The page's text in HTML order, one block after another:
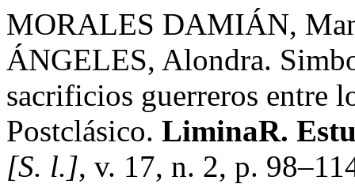
MORALES DAMIÁN,
ÁNGELES, Alondra.
sacrificios guerreros entre
Postclásico. LiminaR.
[S. l.], v. 17, n. 2, p.